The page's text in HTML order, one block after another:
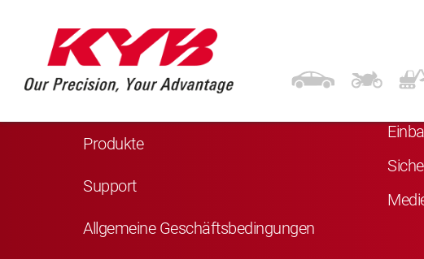
Navigation
Produkte
Support
Allgemeine Geschäftsbedingungen